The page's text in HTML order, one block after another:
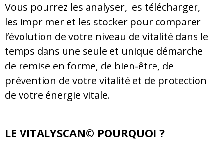
Vous pourrez les analyser, les télécharger,
les imprimer et les stocker pour comparer
l’évolution de votre niveau de vitalité dans le
temps dans une seule et unique démarche
de remise en forme, de bien-être, de
prévention de votre vitalité et de protection
de votre énergie vitale.
LE VITALYSCAN© POURQUOI ?